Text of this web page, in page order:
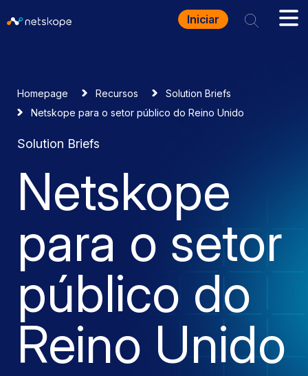
Iniciar
Homepage Recursos
Solution Briefs
Netskope para o setor público do Reino Unido
Solution Briefs
Netskope
para o setor
público do
Reino Unido